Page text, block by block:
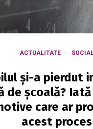
ACTUALITATE
și-a pierdut
de școală?
care ar
acest proces